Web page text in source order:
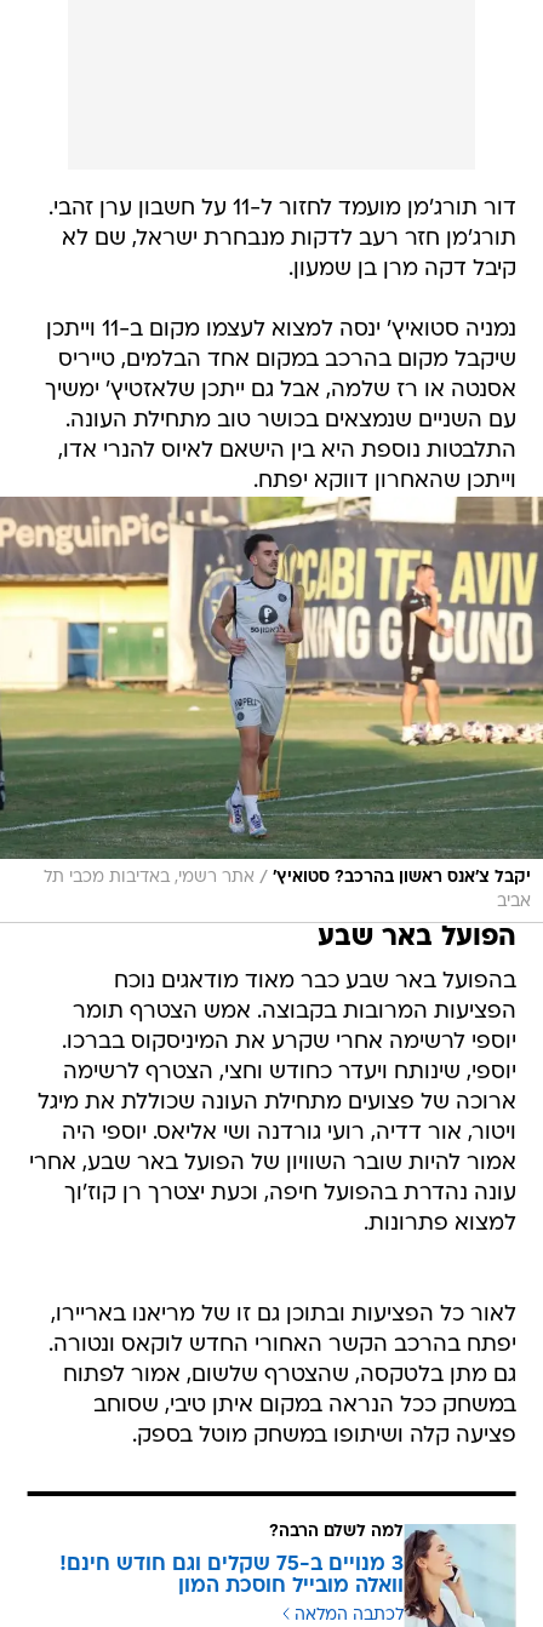
דור תורג'מן מועמד לחזור ל-11 על חשבון ערן זהבי.
תורג'מן חזר רעב לדקות מנבחרת ישראל, שם לא
קיבל דקה מרן בן שמעון.
נמניה סטואיץ' ינסה למצוא לעצמו מקום ב-11 וייתכן
שיקבל מקום בהרכב במקום אחד הבלמים, טייריס
אסנטה או רז שלמה, אבל גם ייתכן שלאזטיץ' ימשיך
עם השניים שנמצאים בכושר טוב מתחילת העונה.
התלבטות נוספת היא בין הישאם לאיוס להנרי אדו,
וייתכן שהאחרון דווקא יפתח.
יקבל צ'אנס ראשון בהרכב? סטואיץ' / אתר רשמי, באדיבות מכבי תל
אביב
הפועל באר שבע
בהפועל באר שבע כבר מאוד מודאגים נוכח
הפציעות המרובות בקבוצה. אמש הצטרף תומר
יוספי לרשימה אחרי שקרע את המיניסקוס בברכו.
יוספי, שינותח ויעדר כחודש וחצי, הצטרף לרשימה
ארוכה של פצועים מתחילת העונה שכוללת את מיגל
ויטור, אור דדיה, רועי גורדנה ושי אליאס. יוספי היה
אמור להיות שובר השוויון של הפועל באר שבע, אחרי
עונה נהדרת בהפועל חיפה, וכעת יצטרך רן קוז'וך
למצוא פתרונות.
לאור כל הפציעות ובתוכן גם זו של מריאנו באריירו,
יפתח בהרכב הקשר האחורי החדש לוקאס ונטורה.
גם מתן בלטקסה, שהצטרף שלשום, אמור לפתוח
במשחק ככל הנראה במקום איתן טיבי, שסוחב
פציעה קלה ושיתופו במשחק מוטל בספק.
למה לשלם הרבה?
3 מנויים ב-75 שקלים וגם חודש חינם!
וואלה מובייל חוסכת המון
לכתבה המלאה